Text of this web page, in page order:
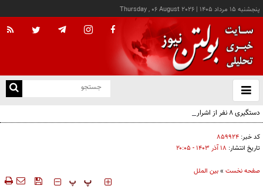
پنجشنبه ۱۵ مرداد ۱۴۰۵ |
Thursday , 06 August 2026
باز
و
دستگیری ۸ نفر از اشرار مسلح شاخص و مرتبطین گروهک‌های تروریستی
کد خبر: ۸۵۹۹۲۴
تاریخ انتشار: ۱۸ آذر ۱۴۰۳ - ۲۰:۰۵
صفحه نخست »بین الملل
‍‍‍ پ پ